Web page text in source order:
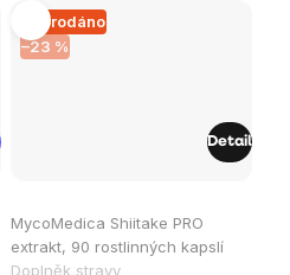
Vyprodáno
–23 %
MycoMedica Shiitake PRO
extrakt, 90 rostlinných kapslí
Doplněk stravy
Detail